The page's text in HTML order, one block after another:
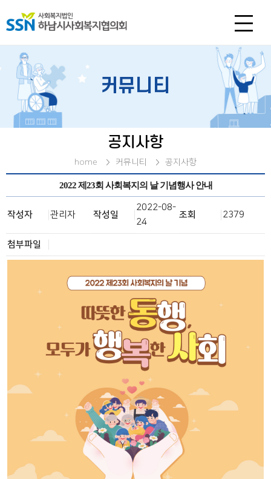
커뮤니티
공지사항
home 커뮤니티 공지사항
2022 제23회 사회복지의 날 기념행사 안내
작성자 관리자 작성일
2022-08-
24
조회 2379
첨부파일